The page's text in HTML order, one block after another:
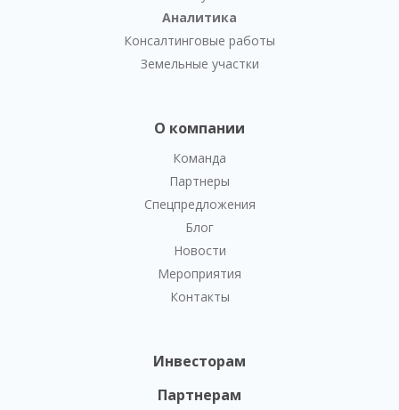
Аналитика
Консалтинговые работы
Земельные участки
О компании
Команда
Партнеры
Спецпредложения
Блог
Новости
Мероприятия
Контакты
Инвесторам
Партнерам